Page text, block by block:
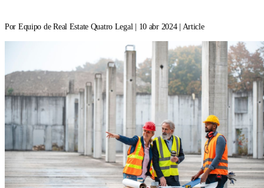
Por Equipo de Real Estate Quatro Legal | 10 abr 2024 | Article